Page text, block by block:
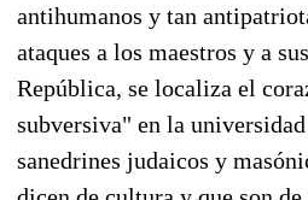
antihumanos y tan
ataques a los maestros y a
República, se localiza el
subversiva" en la
sanedrines judaicos y